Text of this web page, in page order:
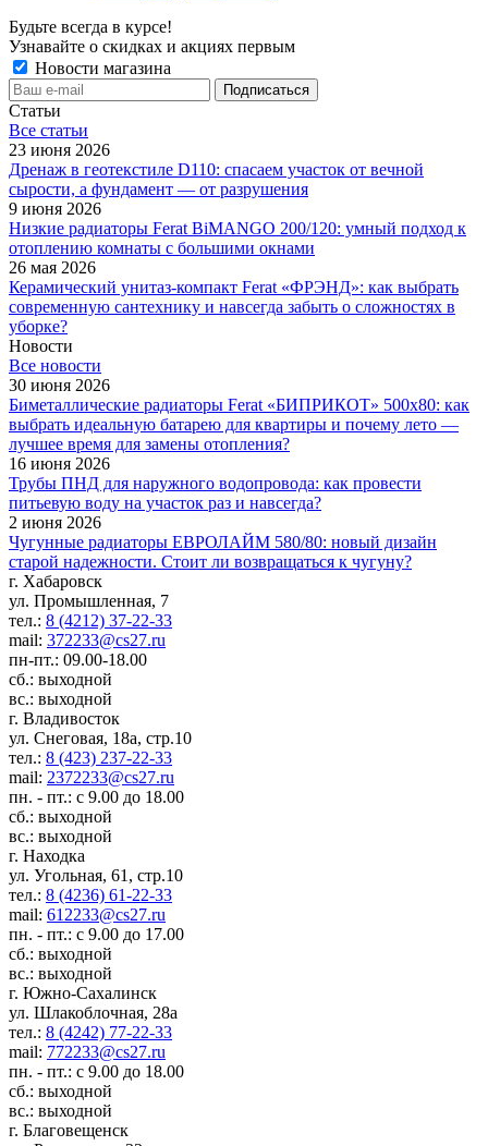
Будьте всегда в курсе!
Узнавайте о скидках и акциях первым
Новости магазина
Статьи
Все cтатьи
23 июня 2026
Дренаж в геотекстиле D110: спасаем участок от вечной
сырости, а фундамент — от разрушения
9 июня 2026
Низкие радиаторы Ferat BiMANGO 200/120: умный подход к
отоплению комнаты с большими окнами
26 мая 2026
Керамический унитаз-компакт Ferat «ФРЭНД»: как выбрать
современную сантехнику и навсегда забыть о сложностях в
уборке?
Новости
Все новости
30 июня 2026
Биметаллические радиаторы Ferat «БИПРИКОТ» 500x80: как
выбрать идеальную батарею для квартиры и почему лето —
лучшее время для замены отопления?
16 июня 2026
Трубы ПНД для наружного водопровода: как провести
питьевую воду на участок раз и навсегда?
2 июня 2026
Чугунные радиаторы ЕВРОЛАЙМ 580/80: новый дизайн
старой надежности. Стоит ли возвращаться к чугуну?
г. Хабаровск
ул. Промышленная, 7
тел.: 8 (4212) 37-22-33
mail: 372233@cs27.ru
пн-пт.: 09.00-18.00
сб.: выходной
вс.: выходной
г. Владивосток
ул. Снеговая, 18а, стр.10
тел.: 8 (423) 237-22-33
mail: 2372233@cs27.ru
пн. - пт.: с 9.00 до 18.00
сб.: выходной
вс.: выходной
г. Находка
ул. Угольная, 61, стр.10
тел.: 8 (4236) 61-22-33
mail: 612233@cs27.ru
пн. - пт.: с 9.00 до 17.00
сб.: выходной
вс.: выходной
г. Южно-Сахалинск
ул. Шлакоблочная, 28а
тел.: 8 (4242) 77-22-33
mail: 772233@cs27.ru
пн. - пт.: с 9.00 до 18.00
сб.: выходной
вс.: выходной
г. Благовещенск